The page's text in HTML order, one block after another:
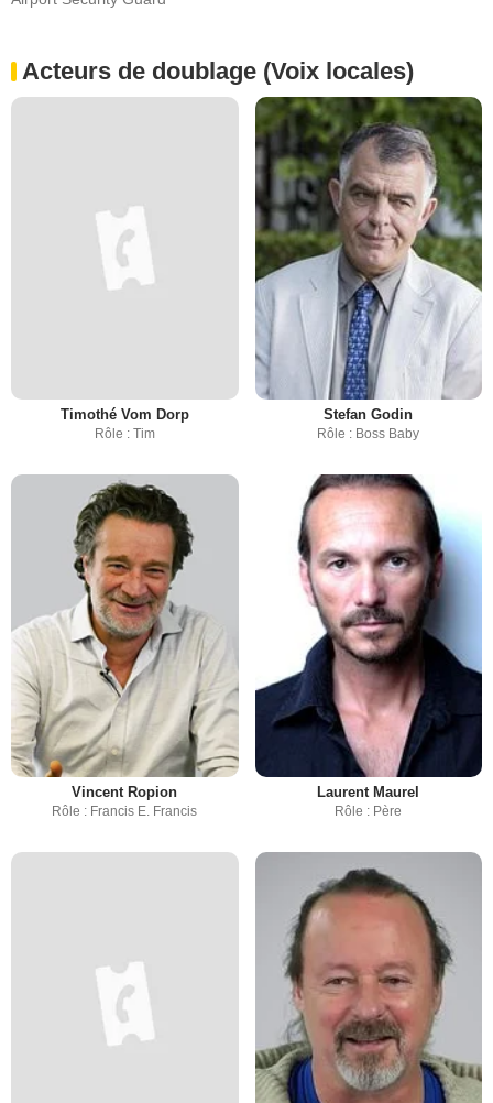
Acteurs de doublage (Voix locales)
Timothé Vom Dorp
Rôle : Tim
Stefan Godin
Rôle : Boss Baby
Vincent Ropion
Rôle : Francis E. Francis
Laurent Maurel
Rôle : Père